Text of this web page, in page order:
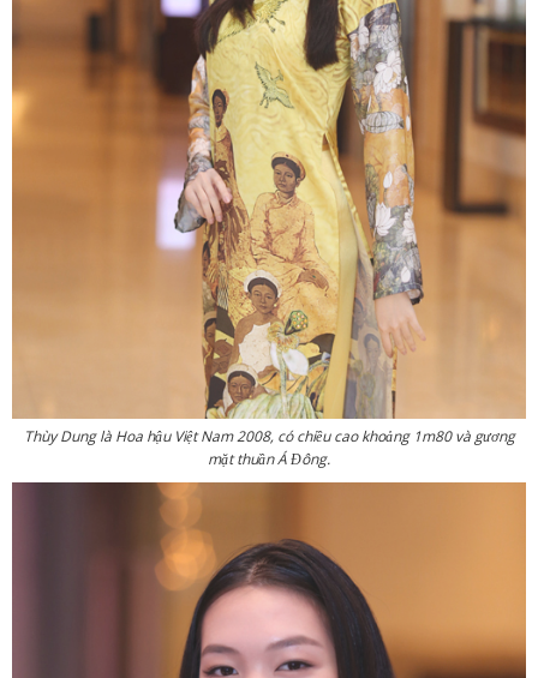
Thùy Dung là Hoa hậu Việt Nam 2008, có chiều cao khoảng 1m80 và gương
mặt thuần Á Đông.